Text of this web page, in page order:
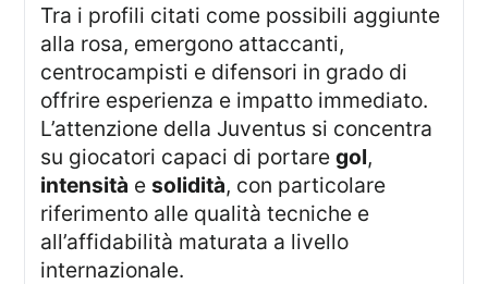
Tra i profili citati come possibili aggiunte
alla rosa, emergono attaccanti,
centrocampisti e difensori in grado di
offrire esperienza e impatto immediato.
L’attenzione della Juventus si concentra
su giocatori capaci di portaregol,
intensità esolidità, con particolare
riferimento alle qualità tecniche e
all’affidabilità maturata a livello
internazionale.